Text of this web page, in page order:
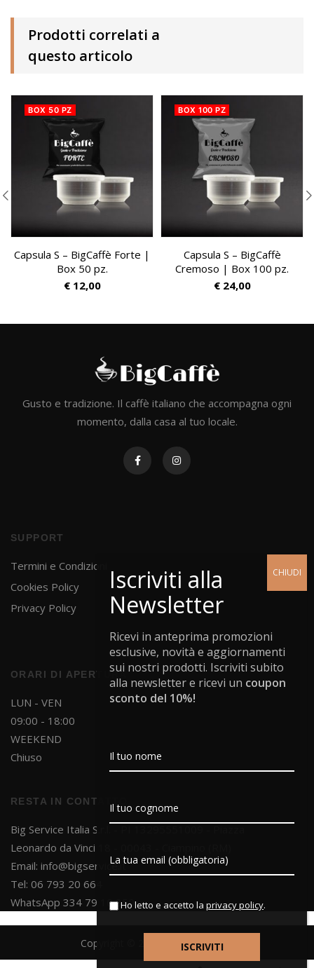
Prodotti correlati a
questo articolo
BOX 50 PZ
Capsula S – BigCaffè Forte |
Box 50 pz.
€12,00
BOX 100 PZ
Capsula S – BigCaffè
Cremoso | Box 100 pz.
€24,00
Gusto e tradizione. Il caffè italiano che accompagna ogni
momento, dalla casa al tuo locale.
SUPPORT
Termini e Condizioni
Cookies Policy
Privacy Policy
ORARI DI APERTURA
LUN - VEN
09:00 - 18:00
WEEKEND
Chiuso
RESTA IN CONTATTO
Big Service Italia S.r.l. - PI 13295551009 - Piazza
Leonardo da Vinci 18 - 00043 - Ciampino (RM)
Email: info@bigservice.it
Tel: 06 793 20 664
WhatsApp 334 79 10 850
Copyright © 2025 Big Service S.r.l.
Ricevi in anteprima promozioni
esclusive, novità e aggiornamenti
sui nostri prodotti. Iscriviti subito
alla newsletter e ricevi un coupon
sconto del 10%!
Ho letto e accetto la privacy policy.